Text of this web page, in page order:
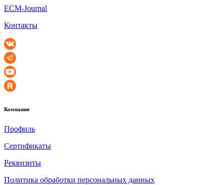
ECM-Journal
Контакты
Компания
Профиль
Сертификаты
Реквизиты
Политика обработки персональных данных